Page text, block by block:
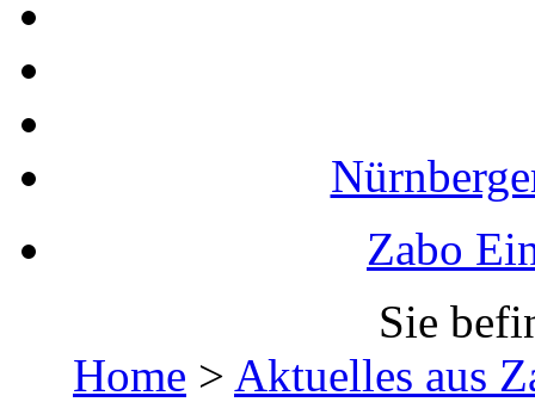
Zabo
Sie
Home > Aktuelles aus